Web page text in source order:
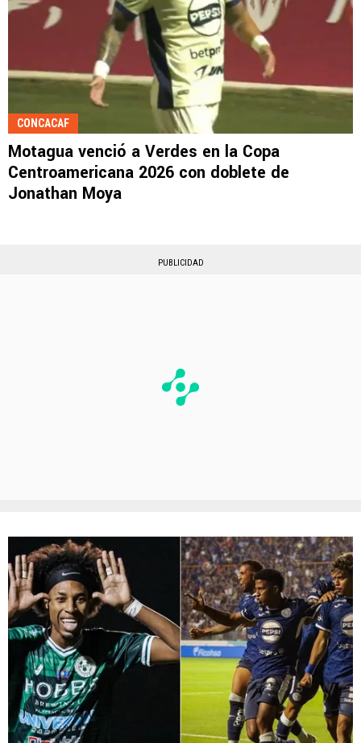
CONCACAF
Motagua venció a Verdes en la Copa
Centroamericana 2026 con doblete de
Jonathan Moya
PUBLICIDAD